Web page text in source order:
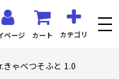
ページ カート カテゴリ
きゃべつそふと 1.0